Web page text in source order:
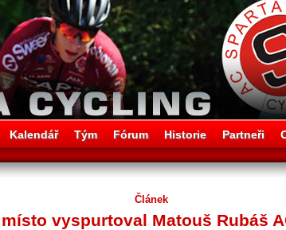
Kalendář Tým Fórum Historie Partneři
Článek
vyspurtoval Matouš Rubáš